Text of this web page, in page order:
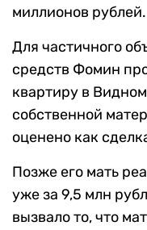
миллионов рублей.
Для частичного
средств Фомин
квартиру в
собственной
оценено как
Позже его мать
уже за 9,5 млн
вызвало то, что